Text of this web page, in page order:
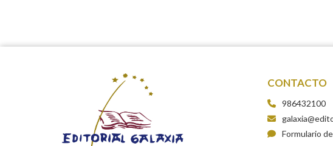
CONTACTO
986432100
Formulario